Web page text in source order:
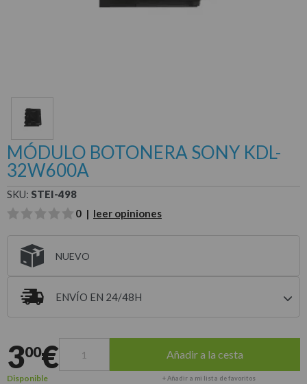
MÓDULO BOTONERA SONY KDL-
32W600A
SKU: STEI-498
0 | leer opiniones
NUEVO
ENVÍO EN 24/48H
300€ Añadir a la cesta
Disponible + Añadir a mi lista de favoritos